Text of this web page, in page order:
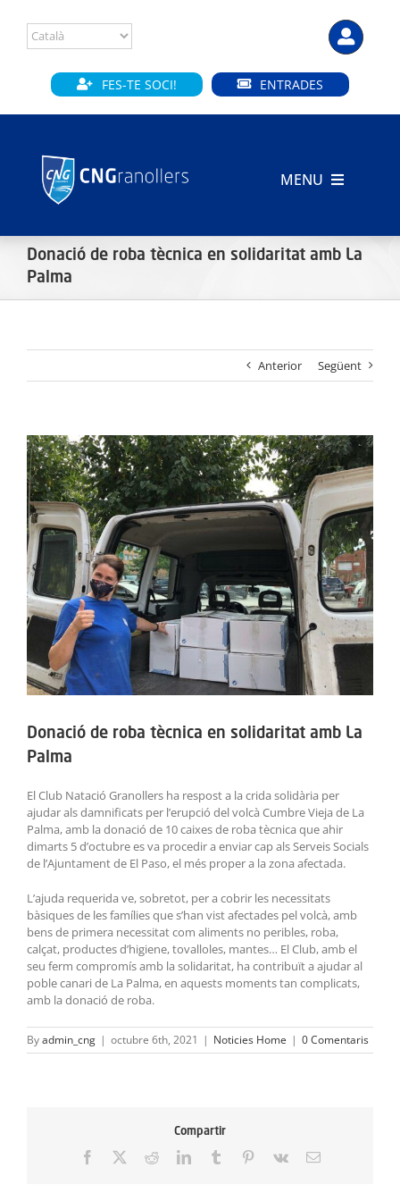
content
FES-TE SOCI! ENTRADES
MENU
CLUB
SERVEIS
INFANTS
BLOG
EMPRESES
CONTACTE
TREBALLA AMB NOSALTRES!
Donació de roba tècnica en solidaritat amb La
Palma
Anterior Següent
View
Larger
Image
Donació de roba tècnica en solidaritat amb La
Palma
El Club Natació Granollers ha respost a la crida solidària per
ajudar als damnificats per l’erupció del volcà Cumbre Vieja de La
Palma, amb la donació de 10 caixes de roba tècnica que ahir
dimarts 5 d’octubre es va procedir a enviar cap als Serveis Socials
de l’Ajuntament de El Paso, el més proper a la zona afectada.
L’ajuda requerida ve, sobretot, per a cobrir les necessitats
bàsiques de les famílies que s’han vist afectades pel volcà, amb
bens de primera necessitat com aliments no peribles, roba,
calçat, productes d’higiene, tovalloles, mantes… El Club, amb el
seu ferm compromís amb la solidaritat, ha contribuït a ajudar al
poble canari de La Palma, en aquests moments tan complicats,
amb la donació de roba.
Byadmin_cng | octubre 6th, 2021 | Noticies Home | 0 Comentaris
Compartir
Facebook RedditLinkedInTumblr Pinterest
Vk Email: